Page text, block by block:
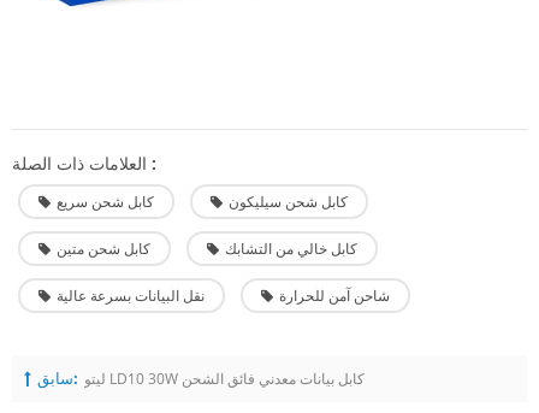
العلامات ذات الصلة :
كابل شحن سريع كابل شحن سيليكون
كابل شحن متين كابل خالي من التشابك
نقل البيانات بسرعة عالية شاحن آمن للحرارة
سابق: ليتو LD10 30W كابل بيانات معدني فائق الشحن